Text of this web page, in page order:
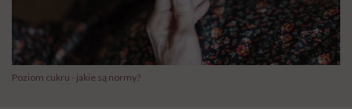
Poziom cukru - jakie są normy?